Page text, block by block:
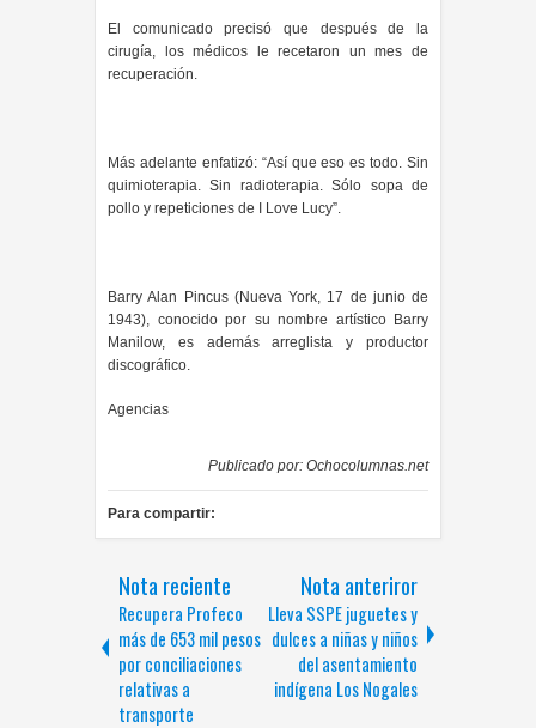
El comunicado precisó que después de la
cirugía, los médicos le recetaron un mes de
recuperación.
Más adelante enfatizó: “Así que eso es todo. Sin
quimioterapia. Sin radioterapia. Sólo sopa de
pollo y repeticiones de I Love Lucy”.
Barry Alan Pincus (Nueva York, 17 de junio de
1943), conocido por su nombre artístico Barry
Manilow, es además arreglista y productor
discográfico.
Agencias
Publicado por: Ochocolumnas.net
Para compartir:
Nota reciente
Recupera Profeco
más de 653 mil pesos
por conciliaciones
relativas a
transporte
Nota anteriror
Lleva SSPE juguetes y
dulces a niñas y niños
del asentamiento
indígena Los Nogales